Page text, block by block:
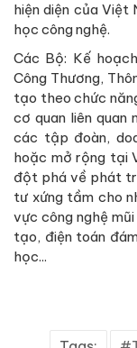
hiện diện của Việt
học công nghệ.
Các Bộ: Kế
Công Thương,
tạo theo chức
cơ quan liên quan
các tập đoàn,
hoặc mở rộng tại
đột phá về phát
tư xứng tầm cho
vực công nghệ
tạo, điện toán
học...